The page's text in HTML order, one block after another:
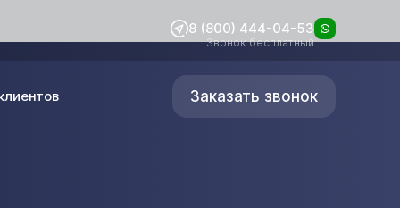
8 (800) 444-04-53
Звонок бесплатный
Заказать звонок